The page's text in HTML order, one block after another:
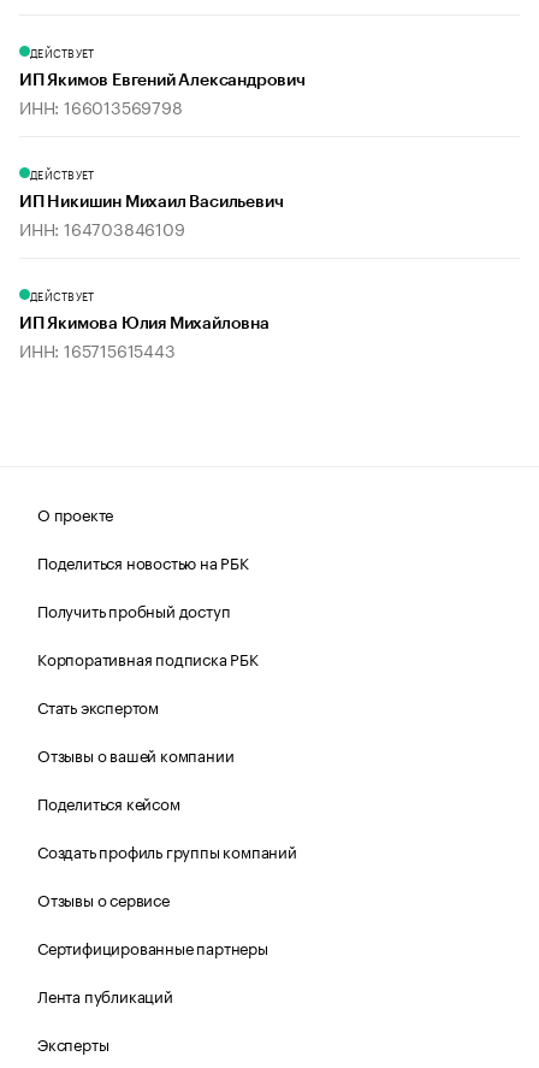
ДЕЙСТВУЕТ
ИП Якимов Евгений Александрович
ИНН: 166013569798
ДЕЙСТВУЕТ
ИП Никишин Михаил Васильевич
ИНН: 164703846109
ДЕЙСТВУЕТ
ИП Якимова Юлия Михайловна
ИНН: 165715615443
О проекте
Поделиться новостью на РБК
Получить пробный доступ
Корпоративная подписка РБК
Стать экспертом
Отзывы о вашей компании
Поделиться кейсом
Создать профиль группы компаний
Отзывы о сервисе
Сертифицированные партнеры
Лента публикаций
Эксперты